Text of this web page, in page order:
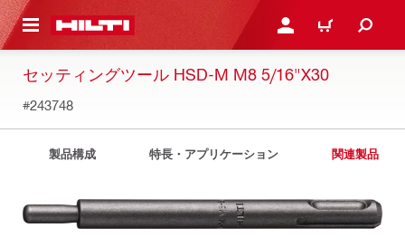
内容を表示 ログイン・新規オンライ
カート
セッティングツール HSD-M M8 5/16"X30
#243748
製品構成 特長・アプリケーション 関連製品